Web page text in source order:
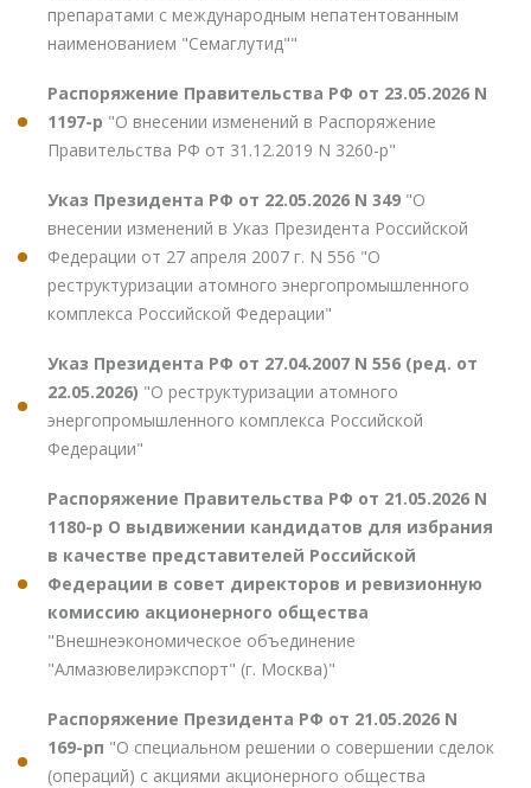
препаратами с международным непатентованным
наименованием "Семаглутид""
Распоряжение Правительства РФ от 23.05.2026 N
1197-р "О внесении изменений в Распоряжение
Правительства РФ от 31.12.2019 N 3260-р"
Указ Президента РФ от 22.05.2026 N 349 "О
внесении изменений в Указ Президента Российской
Федерации от 27 апреля 2007 г. N 556 "О
реструктуризации атомного энергопромышленного
комплекса Российской Федерации"
Указ Президента РФ от 27.04.2007 N 556 (ред. от
22.05.2026) "О реструктуризации атомного
энергопромышленного комплекса Российской
Федерации"
Распоряжение Правительства РФ от 21.05.2026 N
1180-р О выдвижении кандидатов для избрания
в качестве представителей Российской
Федерации в совет директоров и ревизионную
комиссию акционерного общества
"Внешнеэкономическое объединение
"Алмазювелирэкспорт" (г. Москва)"
Распоряжение Президента РФ от 21.05.2026 N
169-рп "О специальном решении о совершении сделок
(операций) с акциями акционерного общества